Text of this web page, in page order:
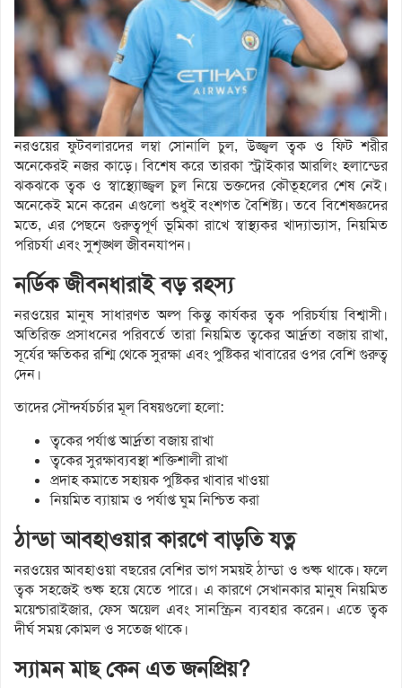
নরওয়ের ফুটবলারদের লম্বা সোনালি চুল, উজ্জ্বল ত্বক ও ফিট শরীর
অনেকেরই নজর কাড়ে। বিশেষ করে তারকা স্ট্রাইকার আরলিং হলান্ডের
ঝকঝকে ত্বক ও স্বাস্থ্যোজ্জ্বল চুল নিয়ে ভক্তদের কৌতূহলের শেষ নেই।
অনেকেই মনে করেন এগুলো শুধুই বংশগত বৈশিষ্ট্য। তবে বিশেষজ্ঞদের
মতে, এর পেছনে গুরুত্বপূর্ণ ভূমিকা রাখে স্বাস্থ্যকর খাদ্যাভ্যাস, নিয়মিত
পরিচর্যা এবং সুশৃঙ্খল জীবনযাপন।
নর্ডিক জীবনধারাই বড় রহস্য
নরওয়ের মানুষ সাধারণত অল্প কিন্তু কার্যকর ত্বক পরিচর্যায় বিশ্বাসী।
অতিরিক্ত প্রসাধনের পরিবর্তে তারা নিয়মিত ত্বকের আর্দ্রতা বজায় রাখা,
সূর্যের ক্ষতিকর রশ্মি থেকে সুরক্ষা এবং পুষ্টিকর খাবারের ওপর বেশি গুরুত্ব
দেন।
তাদের সৌন্দর্যচর্চার মূল বিষয়গুলো হলো:
ত্বকের পর্যাপ্ত আর্দ্রতা বজায় রাখা
ত্বকের সুরক্ষাব্যবস্থা শক্তিশালী রাখা
প্রদাহ কমাতে সহায়ক পুষ্টিকর খাবার খাওয়া
নিয়মিত ব্যায়াম ও পর্যাপ্ত ঘুম নিশ্চিত করা
ঠান্ডা আবহাওয়ার কারণে বাড়তি যত্ন
নরওয়ের আবহাওয়া বছরের বেশির ভাগ সময়ই ঠান্ডা ও শুষ্ক থাকে। ফলে
ত্বক সহজেই শুষ্ক হয়ে যেতে পারে। এ কারণে সেখানকার মানুষ নিয়মিত
ময়েশ্চারাইজার, ফেস অয়েল এবং সানস্ক্রিন ব্যবহার করেন। এতে ত্বক
দীর্ঘ সময় কোমল ও সতেজ থাকে।
স্যামন মাছ কেন এত জনপ্রিয়?